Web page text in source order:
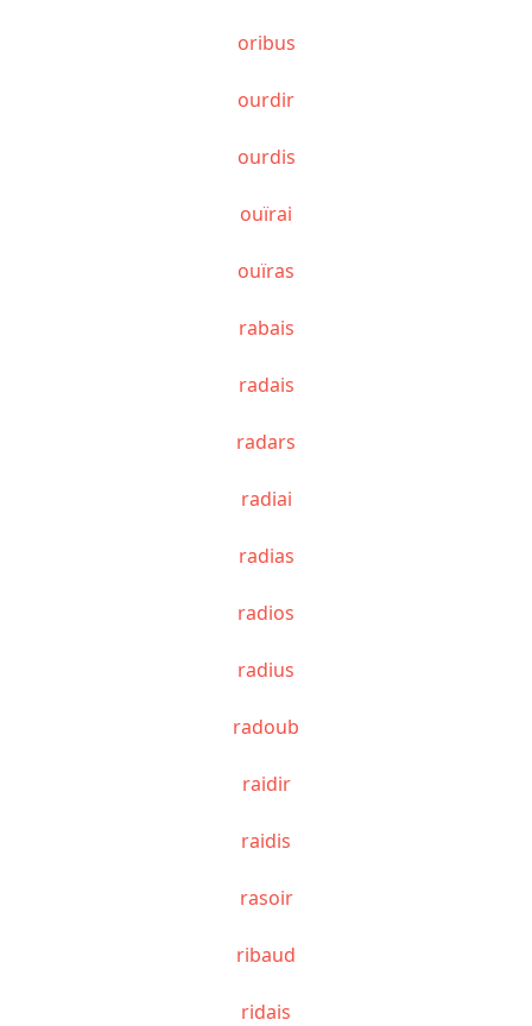
oribus
ourdir
ourdis
ouïrai
ouïras
rabais
radais
radars
radiai
radias
radios
radius
radoub
raidir
raidis
rasoir
ribaud
ridais